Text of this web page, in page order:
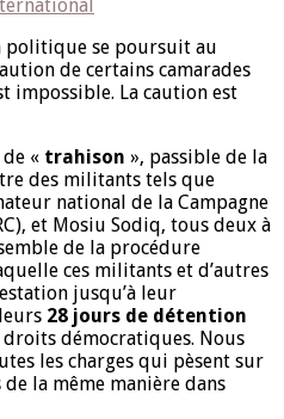
politique se poursuit au
de certains camarades
impossible. La caution est
« trahison », passible de la
des militants tels que
national de la Campagne
et Mosiu Sodiq, tous deux à
de la procédure
ces militants et d’autres
jusqu’à leur
28 jours de détention
démocratiques. Nous
les charges qui pèsent sur
la même manière dans